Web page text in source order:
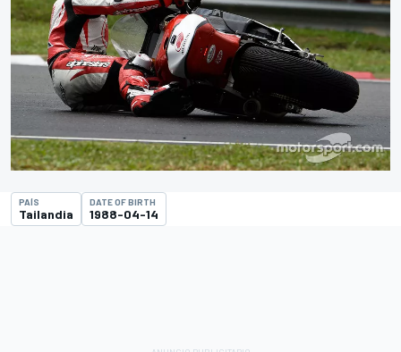
PAÍS
Tailandia
DATE OF BIRTH
1988-04-14